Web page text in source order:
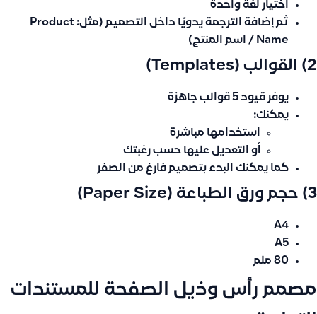
اختيار لغة واحدة
ثم إضافة الترجمة يدويًا داخل التصميم (مثل: Product
Name / اسم المنتج)
2) القوالب (Templates)
يوفر قيود 5 قوالب جاهزة
يمكنك:
استخدامها مباشرة
أو التعديل عليها حسب رغبتك
كما يمكنك البدء بتصميم فارغ من الصفر
3) حجم ورق الطباعة (Paper Size)
A4
A5
80 ملم
مصمم رأس وذيل الصفحة للمستندات